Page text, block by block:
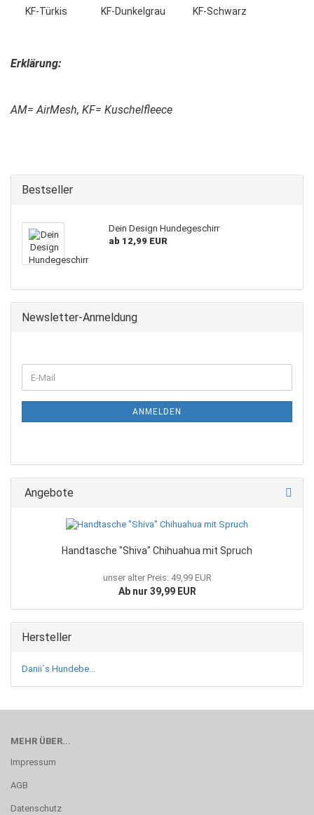
KF-Türkis KF-Dunkelgrau KF-Schwarz
Erklärung:
AM= AirMesh, KF= Kuschelfleece
Bestseller
Dein Design Hundegeschirr
ab 12,99 EUR
Newsletter-Anmeldung
E-
Mail
ANMELDEN
Angebote
Handtasche "Shiva" Chihuahua mit Spruch
unser alter Preis: 49,99 EUR
Ab nur 39,99 EUR
Hersteller
Danii´s Hundebe...
MEHR ÜBER...
Impressum
AGB
Datenschutz